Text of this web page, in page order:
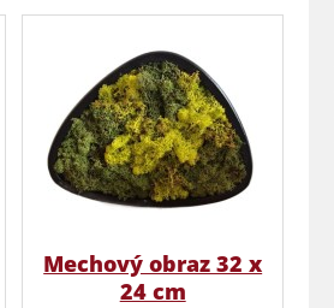
Mechový obraz 32 x
24 cm